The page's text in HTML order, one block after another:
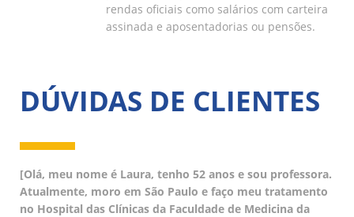
rendas oficiais como salários com carteira
assinada e aposentadorias ou pensões.
DÚVIDAS DE CLIENTES
[Olá, meu nome é Laura, tenho 52 anos e sou professora.
Atualmente, moro em São Paulo e faço meu tratamento
no Hospital das Clínicas da Faculdade de Medicina da